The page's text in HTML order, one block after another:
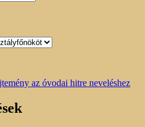
az óvodai hitre neveléshez